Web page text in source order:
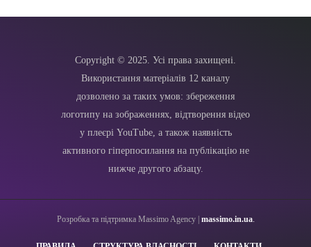
Copyright © 2025. Усі права захищені.
Використання матеріалів 12 каналу
дозволено за таких умов: збереження
логотипу на зображеннях, відтворення відео
у плеєрі YouTube, а також наявність
активного гіперпосилання на публікацію не
нижче другого абзацу.
Розробка та підтримка Massimo Agency | massimo.in.ua.